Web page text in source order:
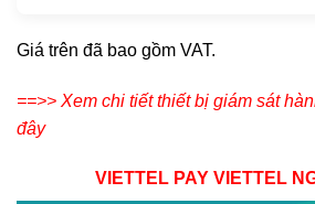
Giá trên đã bao gồm VAT.
==>> Xem chi tiết thiết bị giám sát
đây
VIETTEL PAY VIETTEL